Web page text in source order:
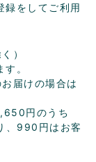
録をしてご利用
）
。
届けの場合は
円のうち
、990円はお客